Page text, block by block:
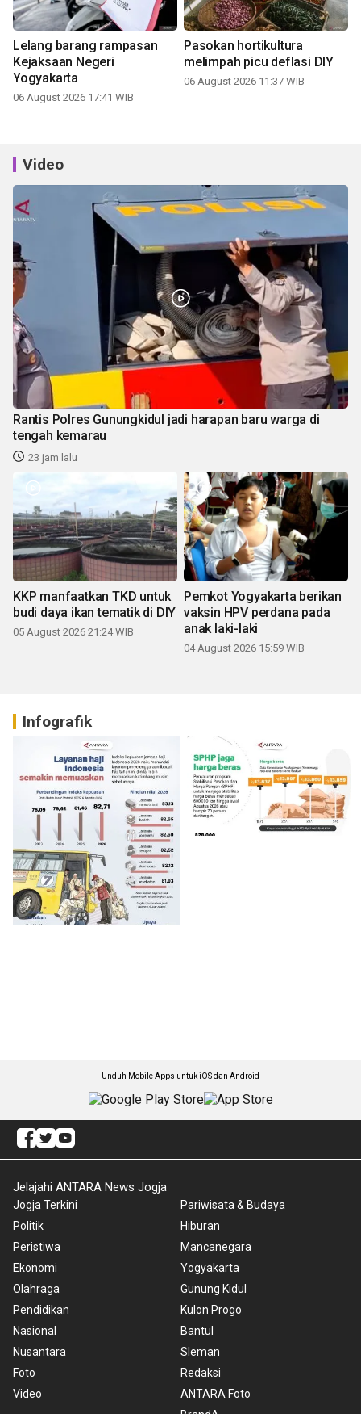
Lelang barang rampasan
Kejaksaan Negeri
Yogyakarta
06 August 2026 17:41 WIB
Pasokan hortikultura
melimpah picu deflasi DIY
06 August 2026 11:37 WIB
Video
Rantis Polres Gunungkidul jadi harapan baru warga di
tengah kemarau
23 jam lalu
KKP manfaatkan TKD untuk
budi daya ikan tematik di DIY
05 August 2026 21:24 WIB
Pemkot Yogyakarta berikan
vaksin HPV perdana pada
anak laki-laki
04 August 2026 15:59 WIB
Infografik
Unduh Mobile Apps untuk iOS dan Android
Jelajahi ANTARA News Jogja
Jogja Terkini
Politik
Peristiwa
Ekonomi
Olahraga
Pendidikan
Nasional
Nusantara
Foto
Video
Pariwisata & Budaya
Hiburan
Mancanegara
Yogyakarta
Gunung Kidul
Kulon Progo
Bantul
Sleman
Redaksi
ANTARA Foto